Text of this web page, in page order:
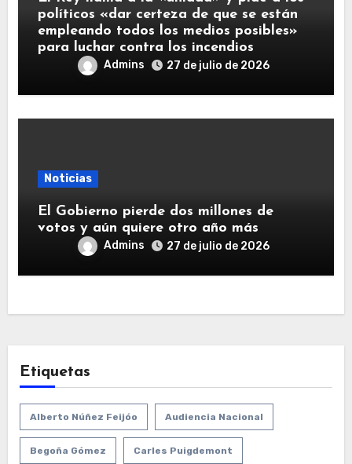
políticos «dar certeza de que se están
empleando todos los medios posibles»
para luchar contra los incendios
Admins 27 de julio de 2026
Noticias
El Gobierno pierde dos millones de
votos y aún quiere otro año más
Admins 27 de julio de 2026
Etiquetas
Alberto Núñez Feijóo Audiencia Nacional
Begoña Gómez Carles Puigdemont